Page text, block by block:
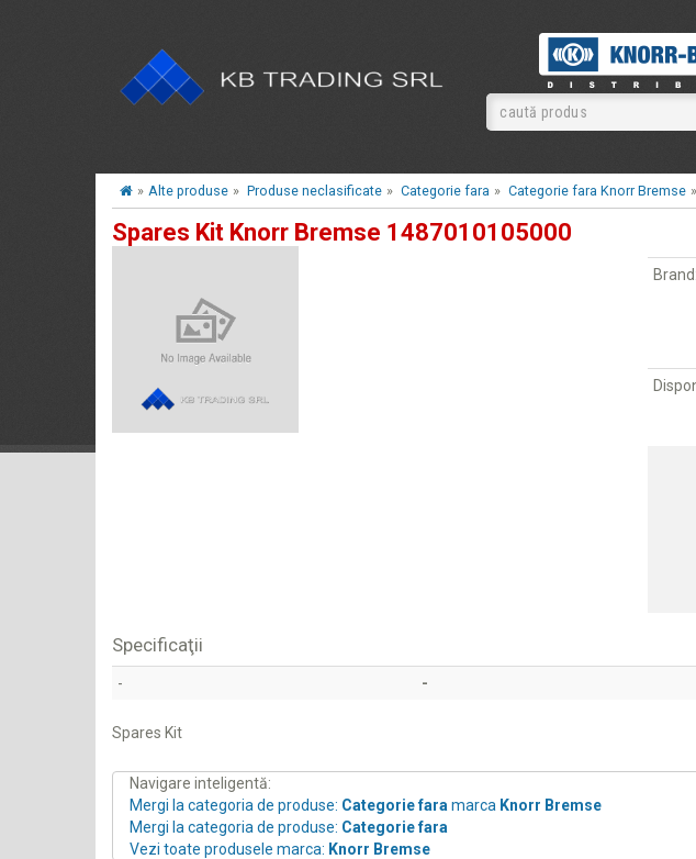
» Alte produse » Produse neclasificate » Categorie fara » Categorie fara Knorr Bremse »
Spares Kit Knorr Bremse 1487010105000
Brand:
Specificaţii
- -
Spares Kit
Navigare inteligentă:
Mergi la categoria de produse: Categorie fara marca Knorr Bremse
Mergi la categoria de produse: Categorie fara
Vezi toate produsele marca: Knorr Bremse